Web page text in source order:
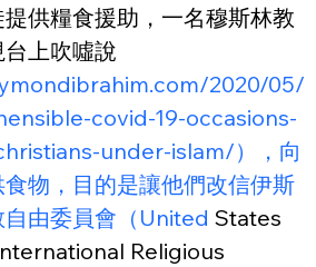
供糧食援助，一名穆斯林教
上吹噓說
2020/05/
covid-19-occasions-
under-islam/），向
物，目的是讓他們改信伊斯
由委員會（United States
Religious